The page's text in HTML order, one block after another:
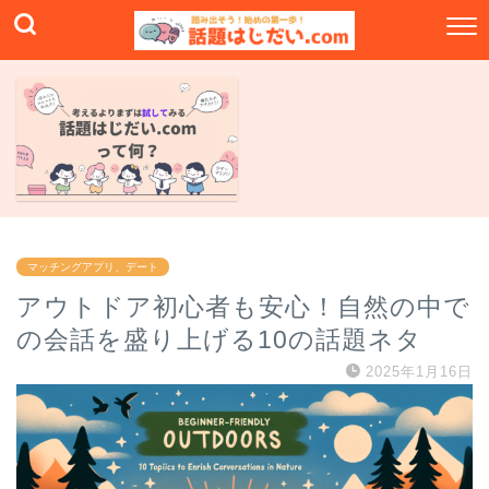
マッチングアプリ、デート
アウトドア初心者も安心！自然の中で
の会話を盛り上げる10の話題ネタ
2025年1月16日